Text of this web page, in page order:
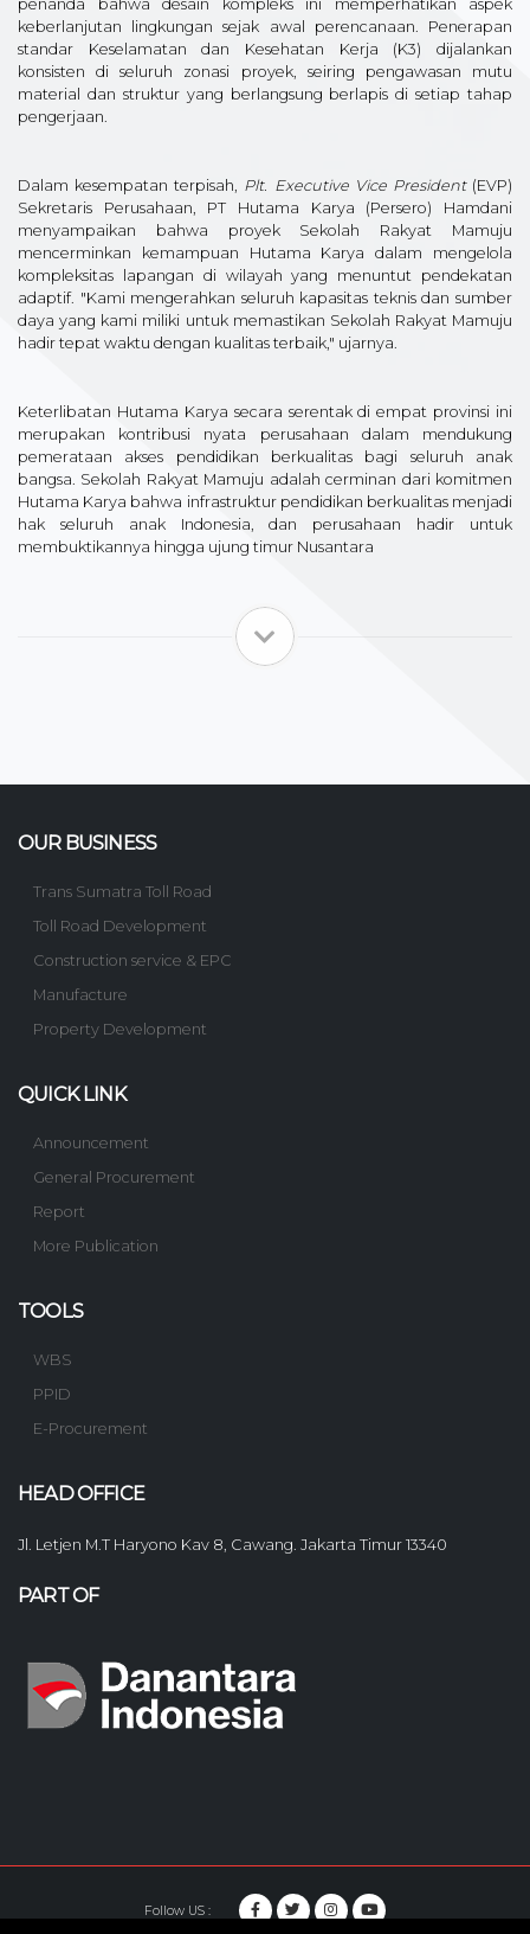
penanda bahwa desain kompleks ini memperhatikan aspek
keberlanjutan lingkungan sejak awal perencanaan. Penerapan
standar Keselamatan dan Kesehatan Kerja (K3) dijalankan
konsisten di seluruh zonasi proyek, seiring pengawasan mutu
material dan struktur yang berlangsung berlapis di setiap tahap
pengerjaan.
Dalam kesempatan terpisah, Plt. Executive Vice President(EVP)
Sekretaris Perusahaan, PT Hutama Karya (Persero) Hamdani
menyampaikan bahwa proyek Sekolah Rakyat Mamuju
mencerminkan kemampuan Hutama Karya dalam mengelola
kompleksitas lapangan di wilayah yang menuntut pendekatan
adaptif. "Kami mengerahkan seluruh kapasitas teknis dan sumber
daya yang kami miliki untuk memastikan Sekolah Rakyat Mamuju
hadir tepat waktu dengan kualitas terbaik," ujarnya.
Keterlibatan Hutama Karya secara serentak di empat provinsi ini
merupakan kontribusi nyata perusahaan dalam mendukung
pemerataan akses pendidikan berkualitas bagi seluruh anak
bangsa. Sekolah Rakyat Mamuju adalah cerminan dari komitmen
Hutama Karya bahwa infrastruktur pendidikan berkualitas menjadi
hak seluruh anak Indonesia, dan perusahaan hadir untuk
membuktikannya hingga ujung timur Nusantara
OUR BUSINESS
Trans Sumatra Toll Road
Toll Road Development
Construction service & EPC
Manufacture
Property Development
QUICK LINK
Announcement
General Procurement
Report
More Publication
TOOLS
WBS
PPID
E-Procurement
HEAD OFFICE
Jl. Letjen M.T Haryono Kav 8, Cawang. Jakarta Timur 13340
PART OF
Follow US :